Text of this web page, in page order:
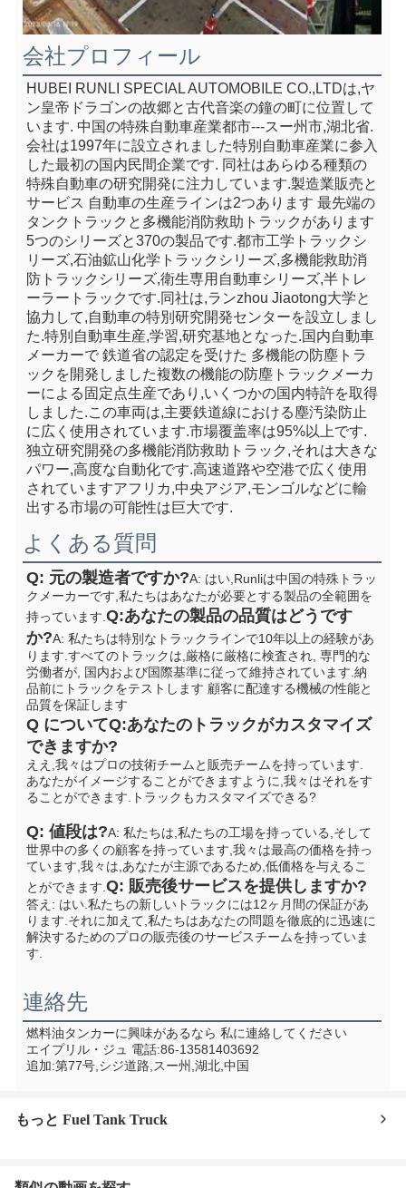
会社プロフィール
HUBEI RUNLI SPECIAL AUTOMOBILE CO.,LTDは,ヤ
ン皇帝ドラゴンの故郷と古代音楽の鐘の町に位置して
います. 中国の特殊自動車産業都市---スー州市,湖北省.
会社は1997年に設立されました特別自動車産業に参入
した最初の国内民間企業です. 同社はあらゆる種類の
特殊自動車の研究開発に注力しています.製造業販売と
サービス 自動車の生産ラインは2つあります 最先端の
タンクトラックと多機能消防救助トラックがあります
5つのシリーズと370の製品です.都市工学トラックシ
リーズ,石油鉱山化学トラックシリーズ,多機能救助消
防トラックシリーズ,衛生専用自動車シリーズ,半トレ
ーラートラックです.同社は,ランzhou Jiaotong大学と
協力して,自動車の特別研究開発センターを設立しまし
た.特別自動車生産,学習,研究基地となった.国内自動車
メーカーで 鉄道省の認定を受けた 多機能の防塵トラ
ックを開発しました複数の機能の防塵トラックメーカ
ーによる固定点生産であり,いくつかの国内特許を取得
しました.この車両は,主要鉄道線における塵汚染防止
に広く使用されています.市場覆盖率は95%以上です.
独立研究開発の多機能消防救助トラック,それは大きな
パワー,高度な自動化です.高速道路や空港で広く使用
されていますアフリカ,中央アジア,モンゴルなどに輸
出する市場の可能性は巨大です.
よくある質問
Q: 元の製造者ですか?A: はい,Runliは中国の特殊トラッ
クメーカーです,私たちはあなたが必要とする製品の全範囲を
持っています. Q:あなたの製品の品質はどうです
か?A: 私たちは特別なトラックラインで10年以上の経験があ
ります.すべてのトラックは,厳格に厳格に検査され, 専門的な
労働者が, 国内および国際基準に従って維持されています.納
品前にトラックをテストします 顧客に配達する機械の性能と
品質を保証します
Q についてQ:あなたのトラックがカスタマイズ
できますか?
ええ,我々はプロの技術チームと販売チームを持っています.
あなたがイメージすることができますように,我々はそれをす
ることができます.
トラックもカスタマイズできる?
Q: 値段は?A: 私たちは,私たちの工場を持っている,そして
世界中の多くの顧客を持っています,我々は最高の価格を持っ
ています,我々は,あなたが主源であるため,低価格を与えるこ
とができます. Q: 販売後サービスを提供しますか?
答え: はい.私たちの新しいトラックには12ヶ月間の保証があ
ります.それに加えて,私たちはあなたの問題を徹底的に迅速に
解決するためのプロの販売後のサービスチームを持っていま
す.
連絡先
燃料油タンカーに興味があるなら 私に連絡してください
エイプリル・ジュ 電話:86-13581403692
追加:第77号,シジ道路,スー州,湖北,中国
もっと Fuel Tank Truck